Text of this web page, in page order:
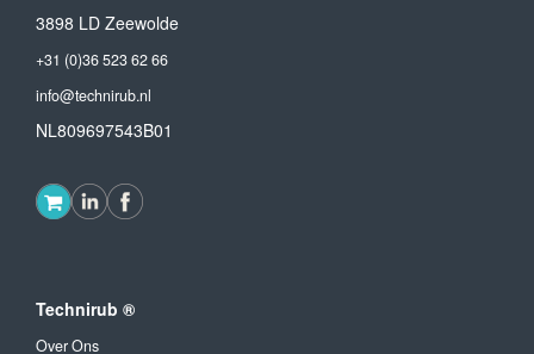
3898 LD Zeewolde
+31 (0)36 523 62 66
info@technirub.nl
NL809697543B01
Technirub ®
Over Ons